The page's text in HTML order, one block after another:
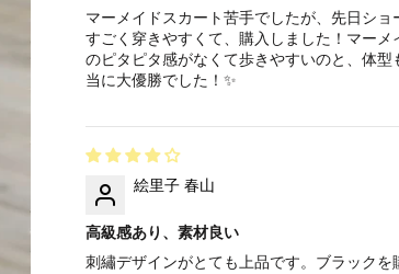
マーメイドスカート苦手でしたが、先日ショ
すごく穿きやすくて、購入しました！マーメ
のピタピタ感がなくて歩きやすいのと、体型
当に大優勝でした！✨
絵里子 春山
高級感あり、素材良い
刺繡デザインがとても上品です。ブラックを